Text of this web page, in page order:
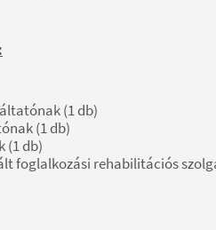
(1 db)
(1 db)
(1 db)
foglalkozási rehabilitációs